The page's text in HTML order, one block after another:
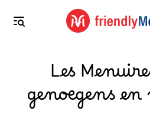
Les
genoegens en